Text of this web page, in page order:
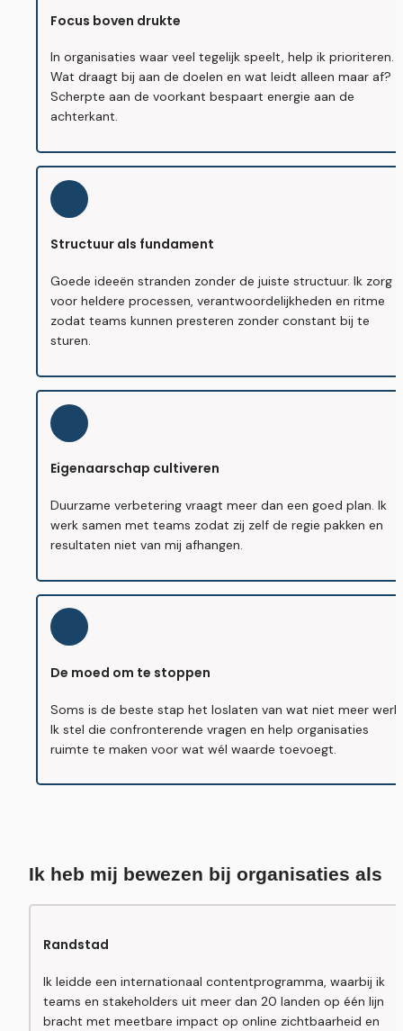
Focus boven drukte
In organisaties waar veel tegelijk speelt, help ik prioriteren.
Wat draagt bij aan de doelen en wat leidt alleen maar af?
Scherpte aan de voorkant bespaart energie aan de
achterkant.
Structuur als fundament
Goede ideeën stranden zonder de juiste structuur. Ik zorg
voor heldere processen, verantwoordelijkheden en ritme
zodat teams kunnen presteren zonder constant bij te
sturen.
Eigenaarschap cultiveren
Duurzame verbetering vraagt meer dan een goed plan. Ik
werk samen met teams zodat zij zelf de regie pakken en
resultaten niet van mij afhangen.
De moed om te stoppen
Soms is de beste stap het loslaten van wat niet meer
Ik stel die confronterende vragen en help organisaties
ruimte te maken voor wat wél waarde toevoegt.
Ik heb mij bewezen bij organisaties als
Randstad
Ik leidde een internationaal contentprogramma, waarbij ik
teams en stakeholders uit meer dan 20 landen op één lijn
bracht met meetbare impact op online zichtbaarheid en